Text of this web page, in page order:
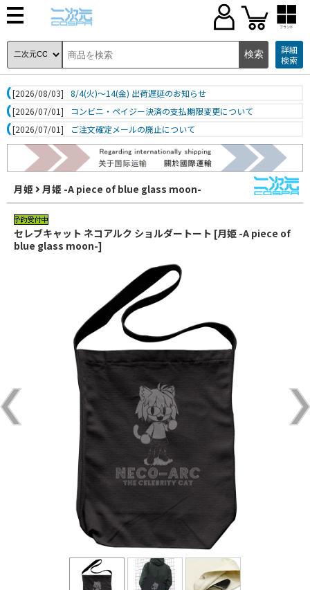
ブランド
詳細
検索
[2026/08/03]
8/4(火)～14(金) 出荷遅延のお知らせ
[2026/07/01]
コンビニ・ペイジー決済の支払期限変更について
[2026/07/01]
ご注文確定メールの廃止について
月姫 月姫 -A piece of blue glass moon-
セレブキャット ネコアルク ショルダートート [月姫 -A piece of
blue glass moon-]